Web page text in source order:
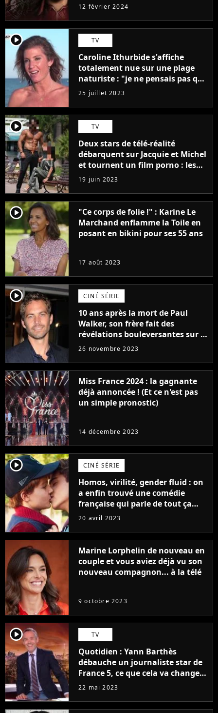
12 février 2024
player2 TV
Caroline Ithurbide s'affiche
totalement nue sur une plage
naturiste : "je ne pensais pas que
j'arriverais à le faire..."
25 juillet 2023
player2 TV
Deux stars de télé-réalité
débarquent sur Jacquie et Michel
et tournent un film porno : les
premières images du tournage
(exclu)
19 juin 2023
player2
"Ce corps de folie !" : Karine Le
Marchand enflamme la Toile en
posant en bikini pour ses 55 ans
17 août 2023
player2 CINÉ SÉRIE
10 ans après la mort de Paul
Walker, son frère fait des
révélations bouleversantes sur la
réaction des acteurs de Fast and
26 novembre 2023
Miss France 2024 : la gagnante
déjà annoncée ! (Et ce n'est pas
un simple pronostic)
14 décembre 2023
player2 CINÉ SÉRIE
Homos, virilité, gender fluid : on
a enfin trouvé une comédie
française qui parle de tout ça
sans être super ringarde
20 avril 2023
Marine Lorphelin de nouveau en
couple et vous aviez déjà vu son
nouveau compagnon... à la télé
9 octobre 2023
player2 TV
Quotidien : Yann Barthès
débauche un journaliste star de
France 5, ce que cela va changer
à la rentrée
22 mai 2023